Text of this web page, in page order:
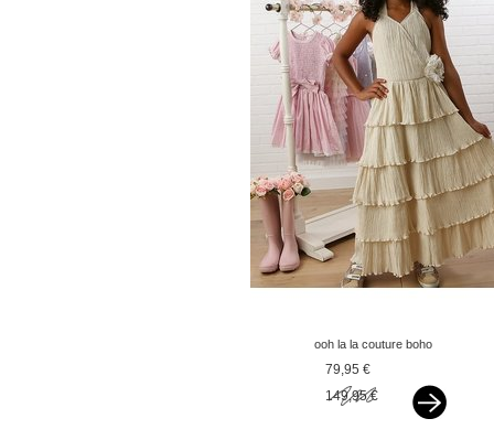
ooh la la couture boho
jurkje madeleine sand v
79,95 €
149,95 €